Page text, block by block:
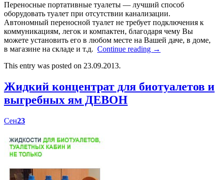
Переносные портативные туалеты — лучший способ
оборудовать туалет при отсутствии канализации.
Автономный переносной туалет не требует подключения к
коммуникациям, легок и компактен, благодаря чему Вы
можете установить его в любом месте на Вашей даче, в доме,
в магазине на складе и т.д. Continue reading →
This entry was posted on 23.09.2013.
Жидкий концентрат для биотуалетов и
выгребных ям ДЕВОН
Сен23